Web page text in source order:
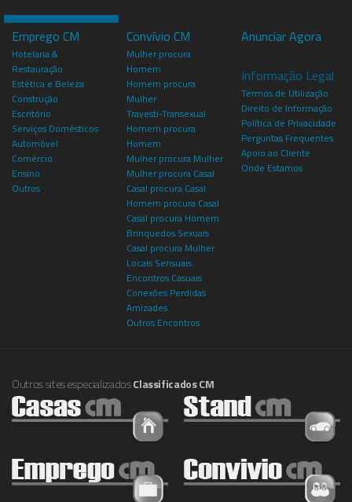
Emprego CM
Hotelaria &
Restauração
Estética e Beleza
Construção
Escritório
Serviços Domésticos
Automóvel
Comércio
Ensino
Outros
Convívio CM
Mulher procura
Homem
Homem procura
Mulher
Travesti-Transexual
Homem procura
Homem
Mulher procura Mulher
Mulher procura Casal
Casal procura Casal
Homem procura Casal
Casal procura Homem
Brinquedos Sexuais
Casal procura Mulher
Locais Sensuais
Encontros Casuais
Conexões Perdidas
Amizades
Outros Encontros
Anunciar Agora
Informação Legal
Termos de Utilização
Direito de Informação
Política de Privacidade
Perguntas Frequentes
Apoio ao Cliente
Onde Estamos
Outros sites especializadosClassificados CM